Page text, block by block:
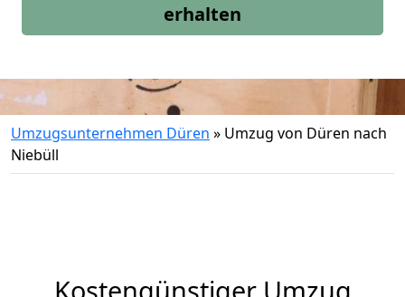
erhalten
Umzugsunternehmen Düren » Umzug von Düren nach
Niebüll